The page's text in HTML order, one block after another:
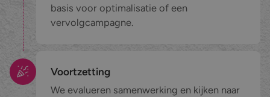
basis voor optimalisatie of een
vervolgcampagne.
Voortzetting
We evalueren samenwerking en kijken naar